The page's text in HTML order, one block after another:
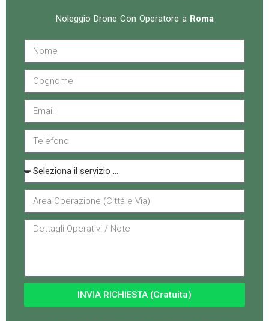
Noleggio Drone Con Operatore a Roma
INVIA RICHIESTA (Gratuita)